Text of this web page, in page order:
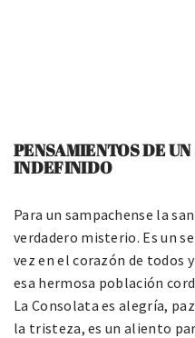
PENSAMIENTOS DE
INDEFINIDO
Para un sampachense la
verdadero misterio. Es un
vez en el corazón de todos
esa hermosa población
La Consolata es alegría,
la tristeza, es un aliento